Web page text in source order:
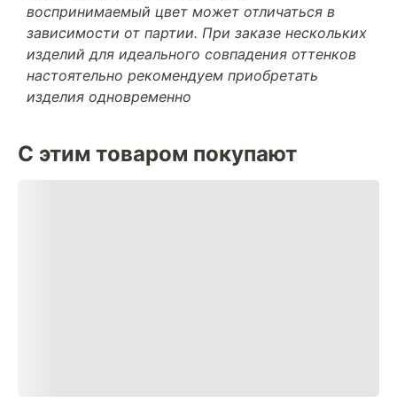
воспринимаемый цвет может отличаться в
зависимости от партии. При заказе нескольких
изделий для идеального совпадения оттенков
настоятельно рекомендуем приобретать
изделия одновременно
С этим товаром покупают